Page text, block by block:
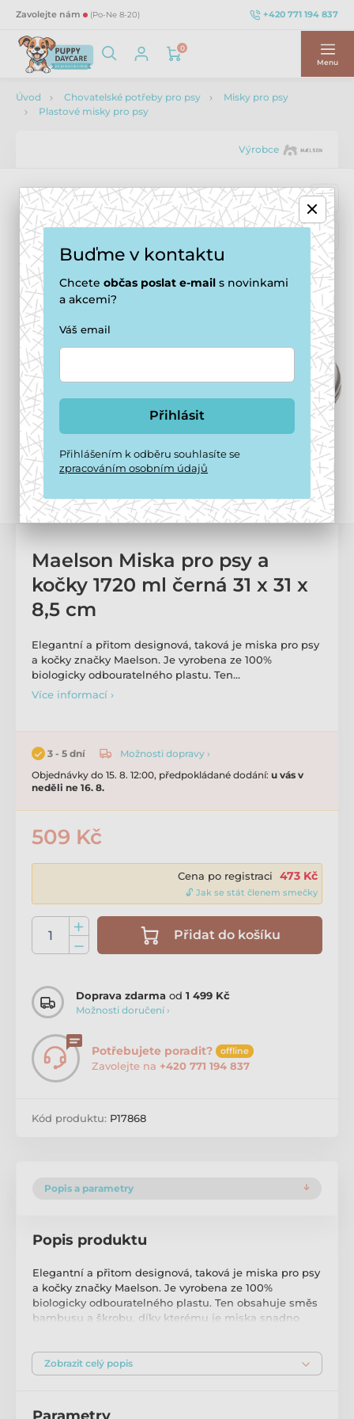
Zavolejte nám (Po-Ne 8-20) +420 771 194 837
0
Menu
Úvod Chovatelské potřeby pro psy
Misky pro psy
Plastové misky pro psy
Výrobce
Maelson Miska pro psy a
kočky 1720 ml černá 31 x 31 x
8,5 cm
Elegantní a přitom designová, taková je miska pro psy
a kočky značky Maelson. Je vyrobena ze 100%
biologicky odbouratelného plastu. Ten…
Více informací ›
3 - 5 dní
Možnosti dopravy ›
Objednávky do 15. 8. 12:00, předpokládané dodání: u vás v
neděli ne 16. 8.
509 Kč
Cena po registraci 473 Kč
🔓 Jak se stát členem smečky
Přidat do košíku
Doprava zdarma od 1 499 Kč
Možnosti doručení ›
Potřebujete poradit? offline
Zavolejte na +420 771 194 837
Kód produktu: P17868
Popis a parametry
Popis produktu
Elegantní a přitom designová, taková je miska pro psy
a kočky značky Maelson. Je vyrobena ze 100%
biologicky odbouratelného plastu. Ten obsahuje směs
bambusu a škrobu, díky kterému je miska snadno
Miska je opatřena několika protiskluzovými nožkami
Zobrazit celý popis
Buďme v kontaktu
Chcete občas poslat e-mail s novinkami
a akcemi?
Váš email
Přihlásit
Přihlášením k odběru souhlasíte se
zpracováním osobním údajů